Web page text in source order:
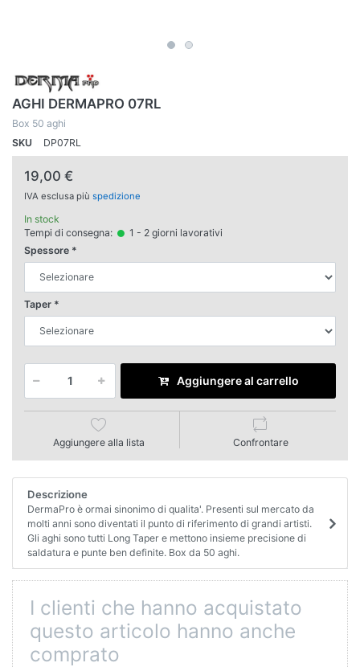
AGHI DERMAPRO 07RL
Box 50 aghi
SKU
DP07RL
19,00 €
IVA esclusa più spedizione
In stock
Tempi di consegna:
1 - 2 giorni lavorativi
Spessore
Taper
Aggiungere al carrello
Aggiungere alla lista Confrontare
Descrizione
DermaPro è ormai sinonimo di qualita'. Presenti sul mercato da
molti anni sono diventati il punto di riferimento di grandi artisti.
Gli aghi sono tutti Long Taper e mettono insieme precisione di
saldatura e punte ben definite. Box da 50 aghi.
I clienti che hanno acquistato
questo articolo hanno anche
comprato